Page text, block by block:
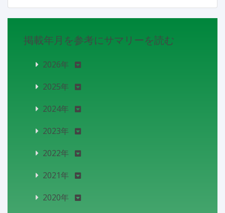
掲載年月を参考にサマリーを読む
2026年
2025年
2024年
2023年
2022年
2021年
2020年